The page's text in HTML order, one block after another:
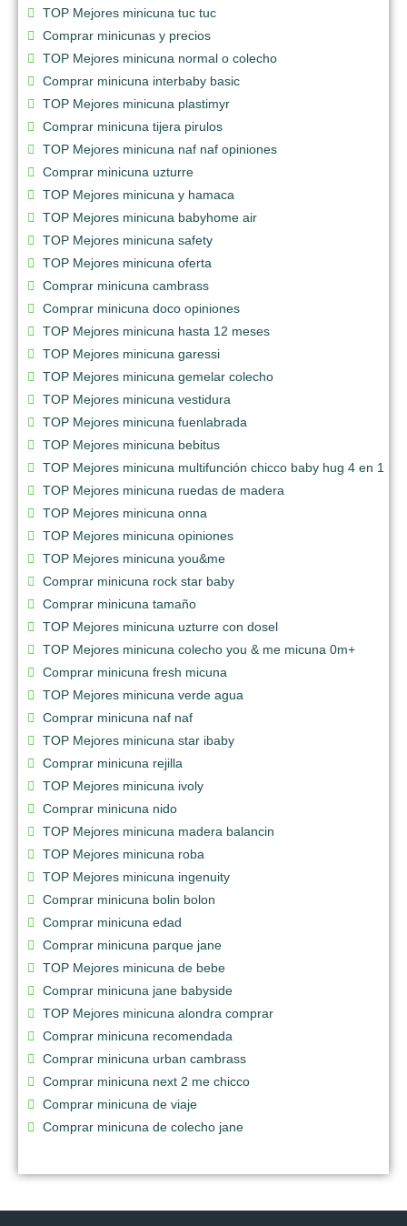
TOP Mejores minicuna tuc tuc
Comprar minicunas y precios
TOP Mejores minicuna normal o colecho
Comprar minicuna interbaby basic
TOP Mejores minicuna plastimyr
Comprar minicuna tijera pirulos
TOP Mejores minicuna naf naf opiniones
Comprar minicuna uzturre
TOP Mejores minicuna y hamaca
TOP Mejores minicuna babyhome air
TOP Mejores minicuna safety
TOP Mejores minicuna oferta
Comprar minicuna cambrass
Comprar minicuna doco opiniones
TOP Mejores minicuna hasta 12 meses
TOP Mejores minicuna garessi
TOP Mejores minicuna gemelar colecho
TOP Mejores minicuna vestidura
TOP Mejores minicuna fuenlabrada
TOP Mejores minicuna bebitus
TOP Mejores minicuna multifunción chicco baby hug 4 en 1
TOP Mejores minicuna ruedas de madera
TOP Mejores minicuna onna
TOP Mejores minicuna opiniones
TOP Mejores minicuna you&me
Comprar minicuna rock star baby
Comprar minicuna tamaño
TOP Mejores minicuna uzturre con dosel
TOP Mejores minicuna colecho you & me micuna 0m+
Comprar minicuna fresh micuna
TOP Mejores minicuna verde agua
Comprar minicuna naf naf
TOP Mejores minicuna star ibaby
Comprar minicuna rejilla
TOP Mejores minicuna ivoly
Comprar minicuna nido
TOP Mejores minicuna madera balancin
TOP Mejores minicuna roba
TOP Mejores minicuna ingenuity
Comprar minicuna bolin bolon
Comprar minicuna edad
Comprar minicuna parque jane
TOP Mejores minicuna de bebe
Comprar minicuna jane babyside
TOP Mejores minicuna alondra comprar
Comprar minicuna recomendada
Comprar minicuna urban cambrass
Comprar minicuna next 2 me chicco
Comprar minicuna de viaje
Comprar minicuna de colecho jane